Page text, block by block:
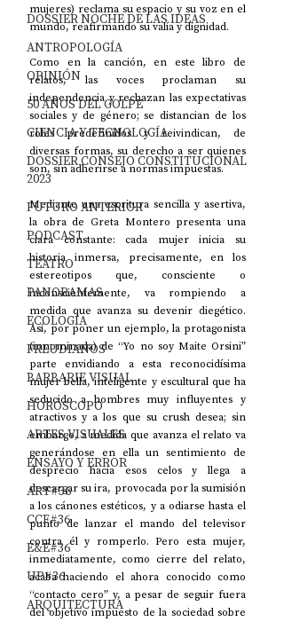
DOSSIER NOCHE DE LAS IDEAS
ANTROPOLOGÍA
OPINIÓN
50 AÑOS DEL GOLPE
CIENCIA Y TECNOLOGÍA
DOSSIER CONSEJO CONSTITUCIONAL
2023
FUTURO ANTERIOR
PODCAST
TEATRO
PANORAMAS
ECOLOGÍA
FREUDIANOS
BARBARIE VISUAL
HORÓSCOPO
ARTES VISUALES
ENSAYO Y ERROR
ART#36
CCF#36
E&E#36
UP#36
ARQUITECTURA
mujeres) reclama su espacio y su voz en el
mundo, reafirmando su valía y dignidad.
Como en la canción, en este libro de
relatos, las voces proclaman su
independencia y rechazan las expectativas
sociales y de género; se distancian de los
roles predefinidos y reivindican, de
diversas formas, su derecho a ser quienes
son, sin adherirse a normas impuestas.
Mediante una escritura sencilla y asertiva,
la obra de Greta Montero presenta una
clara constante: cada mujer inicia su
historia inmersa, precisamente, en los
estereotipos que, consciente o
inconscientemente, va rompiendo a
medida que avanza su devenir diegético.
Así, por poner un ejemplo, la protagonista
(innominada) de “Yo no soy Maite Orsini”
parte envidiando a esta reconocidísima
mujer bella, inteligente y escultural que ha
seducido a hombres muy influyentes y
atractivos y a los que su crush desea; sin
embargo, a medida que avanza el relato va
generándose en ella un sentimiento de
desprecio hacia esos celos y llega a
descargar su ira, provocada por la sumisión
a los cánones estéticos, y a odiarse hasta el
punto de lanzar el mando del televisor
contra él y romperlo. Pero esta mujer,
inmediatamente, como cierre del relato,
acaba haciendo el ahora conocido como
“contacto cero” y, a pesar de seguir fuera
del objetivo impuesto de la sociedad sobre